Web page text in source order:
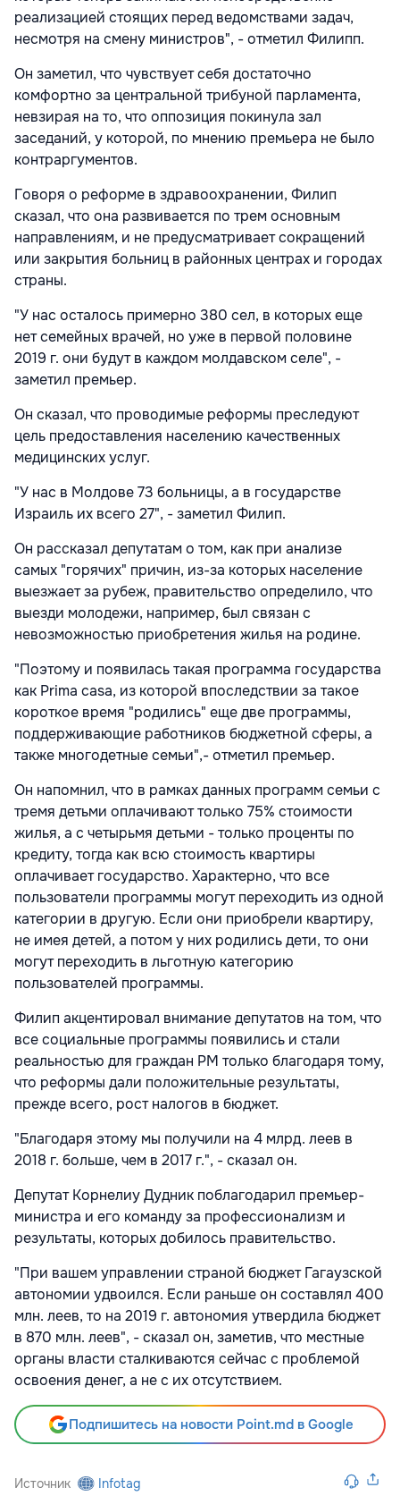
реализацией стоящих перед ведомствами задач,
несмотря на смену министров", - отметил Филипп.
Он заметил, что чувствует себя достаточно
комфортно за центральной трибуной парламента,
невзирая на то, что оппозиция покинула зал
заседаний, у которой, по мнению премьера не было
контраргументов.
Говоря о реформе в здравоохранении, Филип
сказал, что она развивается по трем основным
направлениям, и не предусматривает сокращений
или закрытия больниц в районных центрах и городах
страны.
"У нас осталось примерно 380 сел, в которых еще
нет семейных врачей, но уже в первой половине
2019 г. они будут в каждом молдавском селе", -
заметил премьер.
Он сказал, что проводимые реформы преследуют
цель предоставления населению качественных
медицинских услуг.
"У нас в Молдове 73 больницы, а в государстве
Израиль их всего 27", - заметил Филип.
Он рассказал депутатам о том, как при анализе
самых "горячих" причин, из-за которых население
выезжает за рубеж, правительство определило, что
выезди молодежи, например, был связан с
невозможностью приобретения жилья на родине.
"Поэтому и появилась такая программа государства
как Prima casa, из которой впоследствии за такое
короткое время "родились" еще две программы,
поддерживающие работников бюджетной сферы, а
также многодетные семьи",- отметил премьер.
Он напомнил, что в рамках данных программ семьи с
тремя детьми оплачивают только 75% стоимости
жилья, а с четырьмя детьми - только проценты по
кредиту, тогда как всю стоимость квартиры
оплачивает государство. Характерно, что все
пользователи программы могут переходить из одной
категории в другую. Если они приобрели квартиру,
не имея детей, а потом у них родились дети, то они
могут переходить в льготную категорию
пользователей программы.
Филип акцентировал внимание депутатов на том, что
все социальные программы появились и стали
реальностью для граждан РМ только благодаря тому,
что реформы дали положительные результаты,
прежде всего, рост налогов в бюджет.
"Благодаря этому мы получили на 4 млрд. леев в
2018 г. больше, чем в 2017 г.", - сказал он.
Депутат Корнелиу Дудник поблагодарил премьер-
министра и его команду за профессионализм и
результаты, которых добилось правительство.
"При вашем управлении страной бюджет Гагаузской
автономии удвоился. Если раньше он составлял 400
млн. леев, то на 2019 г. автономия утвердила бюджет
в 870 млн. леев", - сказал он, заметив, что местные
органы власти сталкиваются сейчас с проблемой
освоения денег, а не с их отсутствием.
Подпишитесь на новости Point.md в Google
Источник Infotag